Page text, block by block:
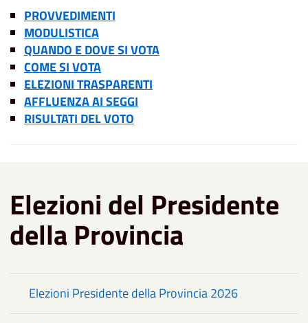
PROVVEDIMENTI
MODULISTICA
QUANDO E DOVE SI VOTA
COME SI VOTA
ELEZIONI TRASPARENTI
AFFLUENZA AI SEGGI
RISULTATI DEL VOTO
Elezioni del Presidente
della Provincia
Elezioni Presidente della Provincia 2026